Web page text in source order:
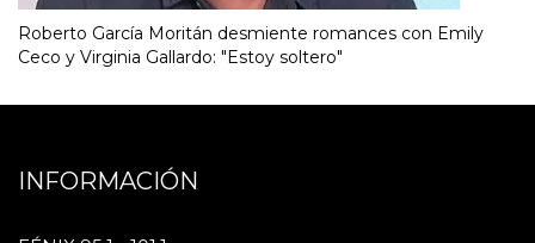
Roberto García Moritán desmiente romances con Emily
Ceco y Virginia Gallardo: "Estoy soltero"
INFORMACIÓN